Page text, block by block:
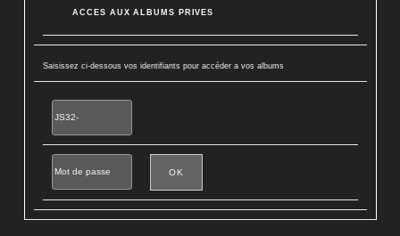
ACCES AUX ALBUMS PRIVES
Saisissez ci-dessous vos identifiants pour accéder a vos albums